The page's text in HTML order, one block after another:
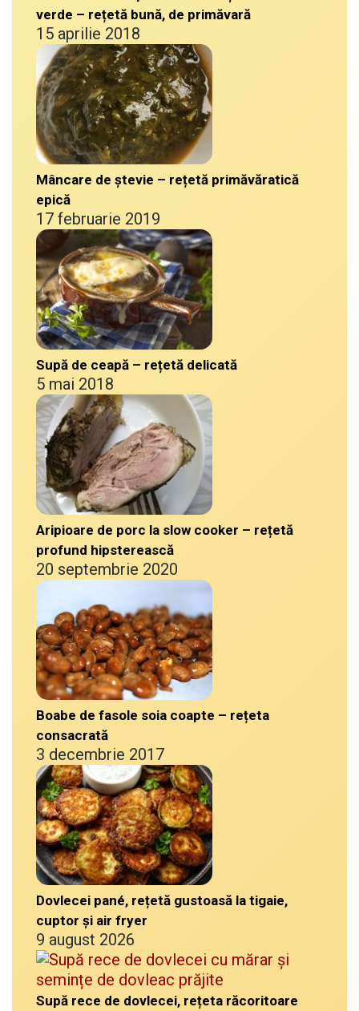
verde – rețetă bună, de primăvară
15 aprilie 2018
Mâncare de ștevie – rețetă primăvăratică
epică
17 februarie 2019
Supă de ceapă – rețetă delicată
5 mai 2018
Aripioare de porc la slow cooker – rețetă
profund hipsterească
20 septembrie 2020
Boabe de fasole soia coapte – rețeta
consacrată
3 decembrie 2017
Dovlecei pané, rețetă gustoasă la tigaie,
cuptor și air fryer
9 august 2026
Supă rece de dovlecei, rețeta răcoritoare